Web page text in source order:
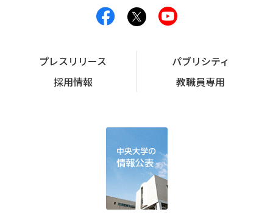
プレスリリース
パブリシティ
採用情報
教職員専用